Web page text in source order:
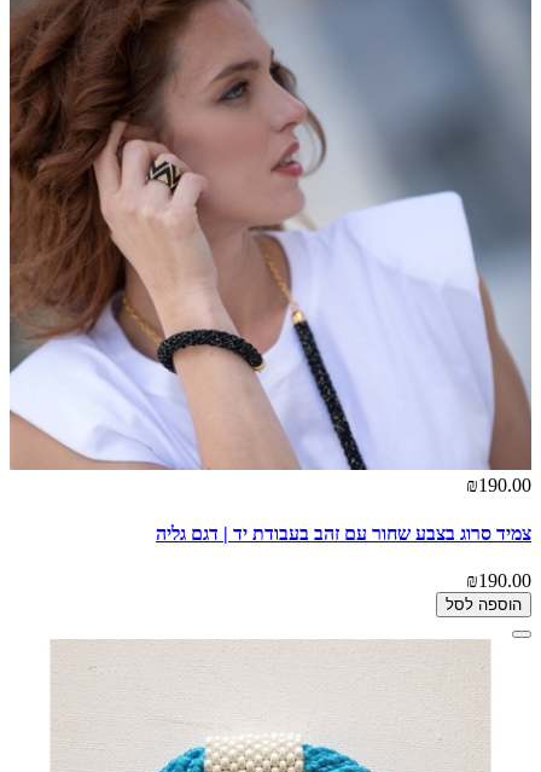
₪190.00
צמיד סרוג בצבע שחור עם זהב בעבודת יד | דגם גליה
₪190.00
הוספה לסל